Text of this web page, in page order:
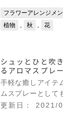
フラワーアレンジメン
植物 秋 花
シュッとひと吹
るアロマスプレ
手軽な癒しアイテ
ムスプレーとして
更新日： 2021/